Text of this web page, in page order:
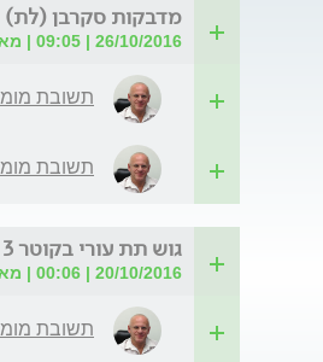
מדבקות סקרבן (לת)
26/10/2016 | 09:05 | מאת: ענת
תשובת
תשובת
גוש תת עורי בקוטר 3 ס"מ באזור הצלעות-גב מותן (לת)
20/10/2016 | 00:06 | מאת: יאיר
תשובת